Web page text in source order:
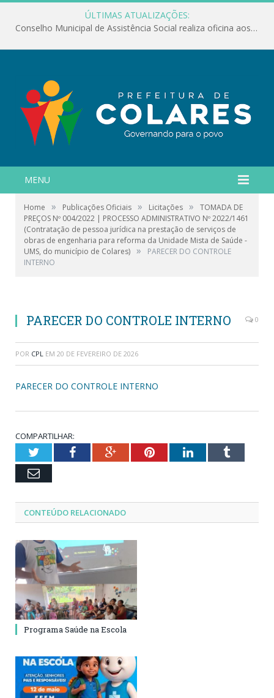
ÚLTIMAS ATUALIZAÇÕES:
Conselho Municipal de Assistência Social realiza oficina aos servidores
MENU
Home » Publicações Oficiais » Licitações »
TOMADA DE
PREÇOS Nº 004/2022 | PROCESSO ADMINISTRATIVO Nº 2022/1461
(Contratação de pessoa jurídica na prestação de serviços de
obras de engenharia para reforma da Unidade Mista de Saúde -
UMS, do município de Colares) »
PARECER DO CONTROLE
INTERNO
PARECER DO CONTROLE INTERNO 0
POR CPL EM 20 DE FEVEREIRO DE 2026
PARECER DO CONTROLE INTERNO
COMPARTILHAR:
TwitterFacebookGoogle+PinterestLinkedInTumblr
Email
CONTEÚDO RELACIONADO
Programa Saúde na Escola